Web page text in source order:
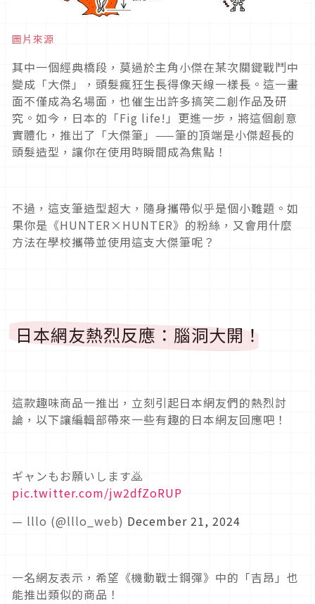
圖片來源
其中一個經典橋段，莫過於主角小傑在某次關鍵戰鬥中
變成「大傑」，頭髮瘋狂生長得像天線一樣長。這一畫
面不僅成為名場面，也催生出許多搞笑二創作品及研
究。如今，日本的「Fig life!」更進一步，將這個創意
實體化，推出了「大傑筆」——筆的頂端是小傑超長的
頭髮造型，讓你在使用時瞬間成為焦點！
不過，這支筆造型超大，隨身攜帶似乎是個小難題。如
果你是《HUNTER×HUNTER》的粉絲，又會用什麼
方法在學校攜帶並使用這支大傑筆呢？
日本網友熱烈反應：腦洞大開！
這款趣味商品一推出，立刻引起日本網友們的熱烈討
論，以下讓編輯部帶來一些有趣的日本網友回應吧！
ギャンもお願いします🙇
pic.twitter.com/jw2dfZoRUP
— lllo (@lllo_web) December 21, 2024
一名網友表示，希望《機動戰士鋼彈》中的「吉昂」也
能推出類似的商品！